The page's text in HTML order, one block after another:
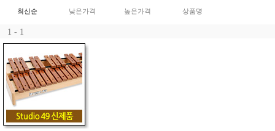
최신순 낮은가격 높은가격 상품명
1 - 1